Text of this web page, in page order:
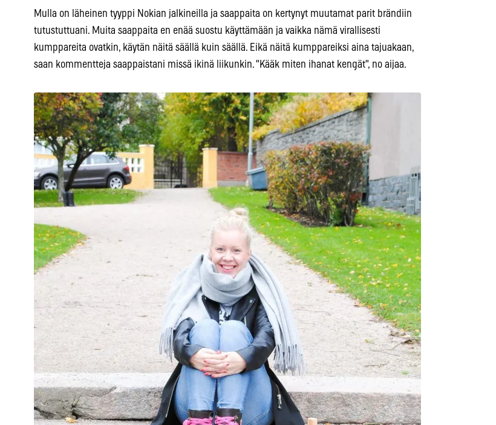
Mulla on läheinen tyyppi Nokian jalkineilla ja saappaita on kertynyt muutamat parit brändiin
tutustuttuani. Muita saappaita en enää suostu käyttämään ja vaikka nämä virallisesti
kumppareita ovatkin, käytän näitä säällä kuin säällä. Eikä näitä kumppareiksi aina tajuakaan,
saan kommentteja saappaistani missä ikinä liikunkin. "Kääk miten ihanat kengät", no aijaa.